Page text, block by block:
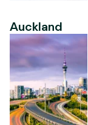
Auckland